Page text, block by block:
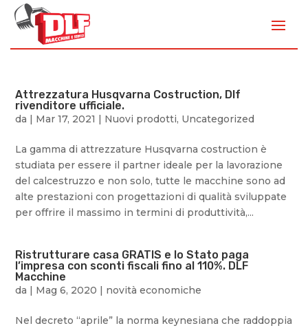
Attrezzatura Husqvarna Costruction, Dlf
rivenditore ufficiale.
da | Mar 17, 2021 | Nuovi prodotti, Uncategorized
La gamma di attrezzature Husqvarna costruction è
studiata per essere il partner ideale per la lavorazione
del calcestruzzo e non solo, tutte le macchine sono ad
alte prestazioni con progettazioni di qualità sviluppate
per offrire il massimo in termini di produttività,...
Ristrutturare casa GRATIS e lo Stato paga
l’impresa con sconti fiscali fino al 110%. DLF
Macchine
da | Mag 6, 2020 | novità economiche
Nel decreto “aprile” la norma keynesiana che raddoppia